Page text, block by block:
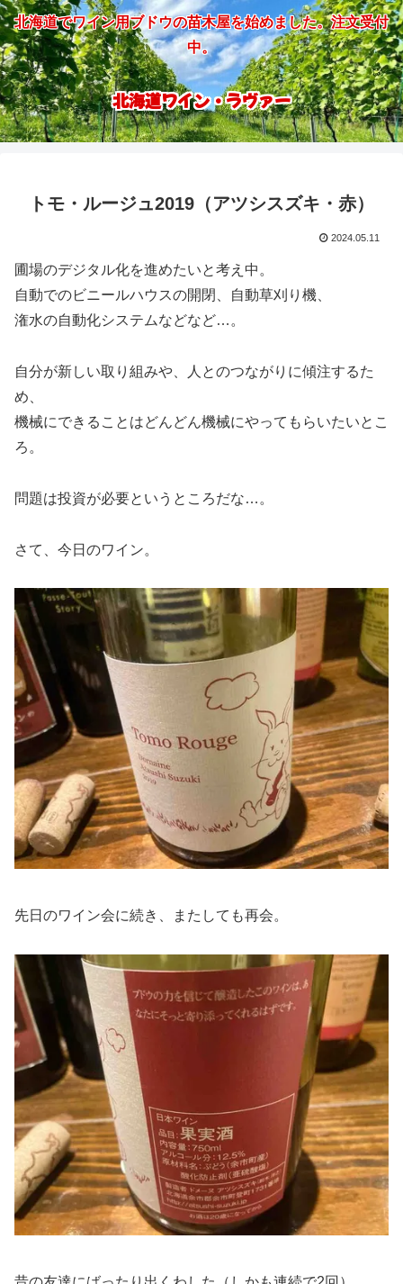
北海道でワイン用ブドウの苗木屋を始めました。注文受付
中。
北海道ワイン・ラヴァー
トモ・ルージュ2019（アツシスズキ・赤）
2024.05.11
圃場のデジタル化を進めたいと考え中。
自動でのビニールハウスの開閉、自動草刈り機、
潅水の自動化システムなどなど…。
自分が新しい取り組みや、人とのつながりに傾注するた
め、
機械にできることはどんどん機械にやってもらいたいとこ
ろ。
問題は投資が必要というところだな…。
さて、今日のワイン。
先日のワイン会に続き、またしても再会。